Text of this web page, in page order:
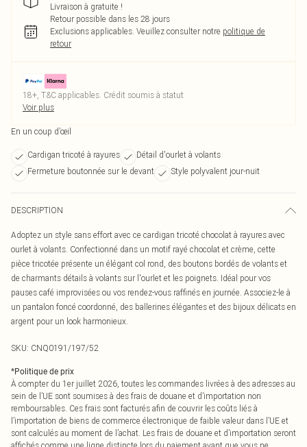
Livraison à gratuite !
Retour possible dans les 28 jours
Exclusions applicables. Veuillez consulter notre politique de
retour
18+, T&C applicables. Crédit soumis à statut
Voir plus
En un coup d’œil
Cardigan tricoté à rayures
Détail d'ourlet à volants
Fermeture boutonnée sur le devant
Style polyvalent jour-nuit
DESCRIPTION
Adoptez un style sans effort avec ce cardigan tricoté chocolat à rayures avec
ourlet à volants. Confectionné dans un motif rayé chocolat et crème, cette
pièce tricotée présente un élégant col rond, des boutons bordés de volants et
de charmants détails à volants sur l'ourlet et les poignets. Idéal pour vos
pauses café improvisées ou vos rendez-vous raffinés en journée. Associez-le à
un pantalon foncé coordonné, des ballerines élégantes et des bijoux délicats en
argent pour un look harmonieux.
SKU: CNQ0191/197/52
*Politique de prix
À compter du 1er juillet 2026, toutes les commandes livrées à des adresses au
sein de l’UE sont soumises à des frais de douane et d’importation non
remboursables. Ces frais sont facturés afin de couvrir les coûts liés à
l’importation de biens de commerce électronique de faible valeur dans l’UE et
sont calculés au moment de l’achat. Les frais de douane et d’importation seront